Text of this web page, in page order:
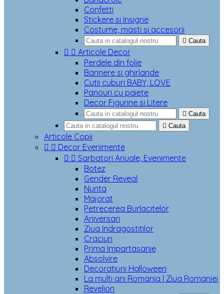
Confetti
Stickere si Insigne
Costume, masti si accesorii
 Cauta
  Articole Decor
Perdele din folie
Bannere si ghirlande
Cutii cuburi BABY, LOVE
Panouri cu paiete
Decor Figurine si Litere
 Cauta
 Cauta
Articole Copii
  Decor Evenimente
  Sarbatori Anuale, Evenimente
Botez
Gender Reveal
Nunta
Majorat
Petrecerea Burlacitelor
Aniversari
Ziua Indragostitilor
Craciun
Prima Impartasanie
Absolvire
Decoratiuni Halloween
La multi ani Romania | Ziua Romaniei
Revelion